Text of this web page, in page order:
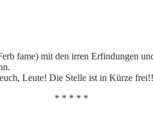
fame) mit den irren Erfindungen
Leute! Die Stelle ist in Kürze frei!!
* * * * *